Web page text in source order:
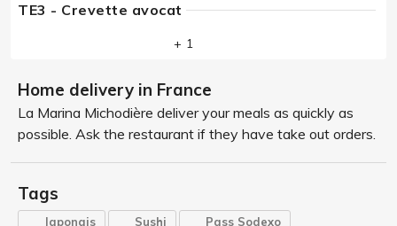
TE3 - Crevette avocat
+ 1
Home delivery in France
La Marina Michodière deliver your meals as quickly as
possible. Ask the restaurant if they have take out orders.
Tags
Japonais Sushi Pass Sodexo